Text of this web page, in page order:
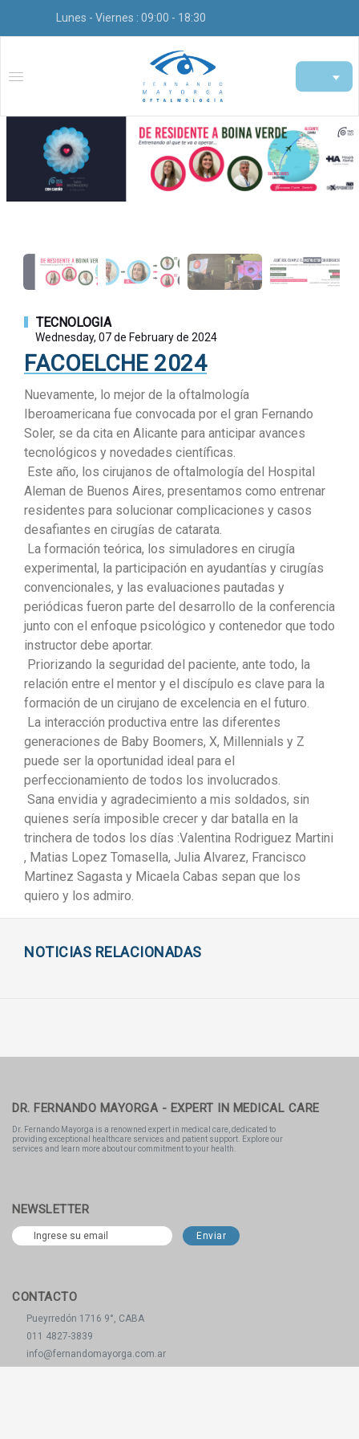
Lunes - Viernes : 09:00 - 18:30
TECNOLOGIA
Wednesday, 07 de February de 2024
FACOELCHE 2024
Nuevamente, lo mejor de la oftalmología
Iberoamericana fue convocada por el gran Fernando
Soler, se da cita en Alicante para anticipar avances
tecnológicos y novedades científicas.
Este año, los cirujanos de oftalmología del Hospital
Aleman de Buenos Aires, presentamos como entrenar
residentes para solucionar complicaciones y casos
desafiantes en cirugías de catarata.
La formación teórica, los simuladores en cirugía
experimental, la participación en ayudantías y cirugías
convencionales, y las evaluaciones pautadas y
periódicas fueron parte del desarrollo de la conferencia
junto con el enfoque psicológico y contenedor que todo
instructor debe aportar.
Priorizando la seguridad del paciente, ante todo, la
relación entre el mentor y el discípulo es clave para la
formación de un cirujano de excelencia en el futuro.
La interacción productiva entre las diferentes
generaciones de Baby Boomers, X, Millennials y Z
puede ser la oportunidad ideal para el
perfeccionamiento de todos los involucrados.
Sana envidia y agradecimiento a mis soldados, sin
quienes sería imposible crecer y dar batalla en la
trinchera de todos los días :Valentina Rodriguez Martini
, Matias Lopez Tomasella, Julia Alvarez, Francisco
Martinez Sagasta y Micaela Cabas sepan que los
quiero y los admiro.
NOTICIAS RELACIONADAS
DR. FERNANDO MAYORGA - EXPERT IN MEDICAL CARE
Dr. Fernando Mayorga is a renowned expert in medical care, dedicated to
providing exceptional healthcare services and patient support. Explore our
services and learn more about our commitment to your health.
NEWSLETTER
CONTACTO
Pueyrredón 1716 9°, CABA
011 4827-3839
info@fernandomayorga.com.ar